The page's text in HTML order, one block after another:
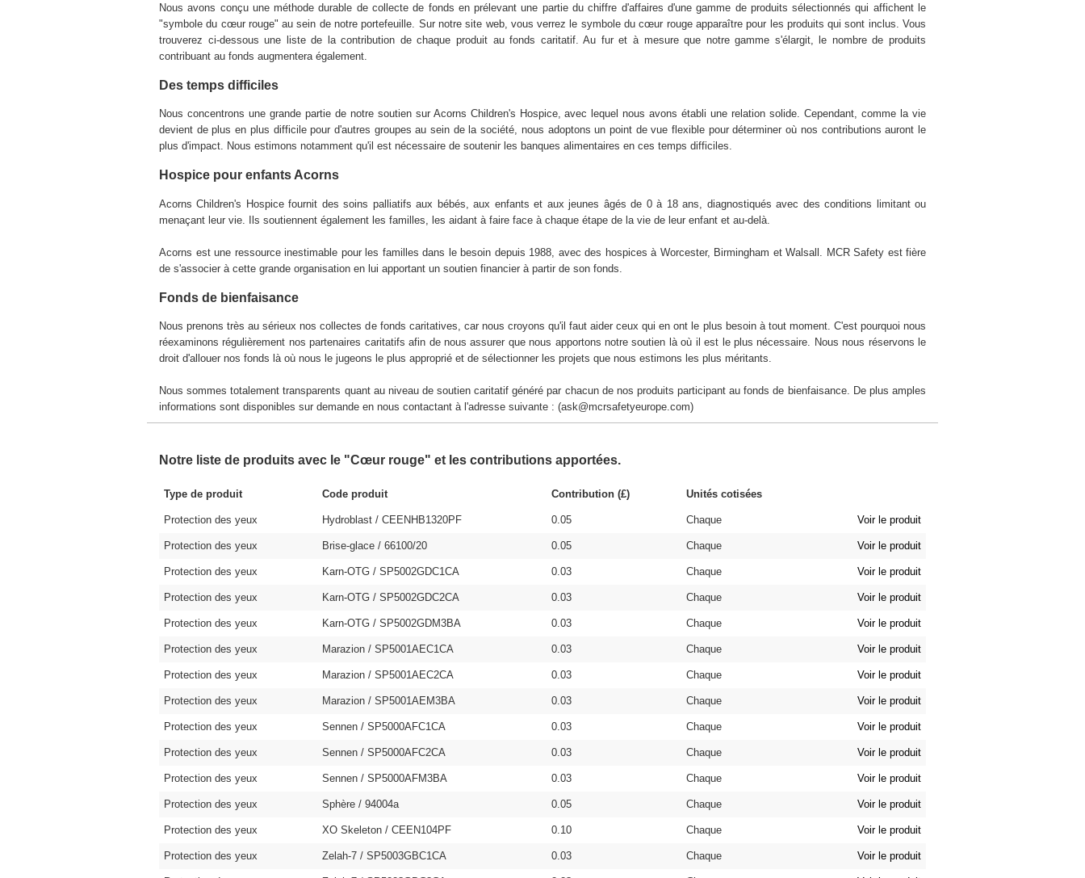
Nous avons conçu une méthode durable de collecte de fonds en prélevant une partie du chiffre d'affaires d'une gamme de produits sélectionnés qui affichent le
"symbole du cœur rouge" au sein de notre portefeuille. Sur notre site web, vous verrez le symbole du cœur rouge apparaître pour les produits qui sont inclus. Vous
trouverez ci-dessous une liste de la contribution de chaque produit au fonds caritatif. Au fur et à mesure que notre gamme s'élargit, le nombre de produits
contribuant au fonds augmentera également.
Des temps difficiles
Nous concentrons une grande partie de notre soutien sur Acorns Children's Hospice, avec lequel nous avons établi une relation solide. Cependant, comme la vie
devient de plus en plus difficile pour d'autres groupes au sein de la société, nous adoptons un point de vue flexible pour déterminer où nos contributions auront le
plus d'impact. Nous estimons notamment qu'il est nécessaire de soutenir les banques alimentaires en ces temps difficiles.
Hospice pour enfants Acorns
Acorns Children's Hospice fournit des soins palliatifs aux bébés, aux enfants et aux jeunes âgés de 0 à 18 ans, diagnostiqués avec des conditions limitant ou
menaçant leur vie. Ils soutiennent également les familles, les aidant à faire face à chaque étape de la vie de leur enfant et au-delà.
Acorns est une ressource inestimable pour les familles dans le besoin depuis 1988, avec des hospices à Worcester, Birmingham et Walsall. MCR Safety est fière
de s'associer à cette grande organisation en lui apportant un soutien financier à partir de son fonds.
Fonds de bienfaisance
Nous prenons très au sérieux nos collectes de fonds caritatives, car nous croyons qu'il faut aider ceux qui en ont le plus besoin à tout moment. C'est pourquoi nous
réexaminons régulièrement nos partenaires caritatifs afin de nous assurer que nous apportons notre soutien là où il est le plus nécessaire. Nous nous réservons le
droit d'allouer nos fonds là où nous le jugeons le plus approprié et de sélectionner les projets que nous estimons les plus méritants.
Nous sommes totalement transparents quant au niveau de soutien caritatif généré par chacun de nos produits participant au fonds de bienfaisance. De plus amples
informations sont disponibles sur demande en nous contactant à l'adresse suivante : (ask@mcrsafetyeurope.com)
Notre liste de produits avec le "Cœur rouge" et les contributions apportées.
Type de produit Code produit Contribution (£) Unités cotisées
Protection des yeux Hydroblast / CEENHB1320PF 0.05 Chaque Voir le produit
Protection des yeux Brise-glace / 66100/20 0.05 Chaque Voir le produit
Protection des yeux Karn-OTG / SP5002GDC1CA 0.03 Chaque Voir le produit
Protection des yeux Karn-OTG / SP5002GDC2CA 0.03 Chaque Voir le produit
Protection des yeux Karn-OTG / SP5002GDM3BA 0.03 Chaque Voir le produit
Protection des yeux Marazion / SP5001AEC1CA 0.03 Chaque Voir le produit
Protection des yeux Marazion / SP5001AEC2CA 0.03 Chaque Voir le produit
Protection des yeux Marazion / SP5001AEM3BA 0.03 Chaque Voir le produit
Protection des yeux Sennen / SP5000AFC1CA 0.03 Chaque Voir le produit
Protection des yeux Sennen / SP5000AFC2CA 0.03 Chaque Voir le produit
Protection des yeux Sennen / SP5000AFM3BA 0.03 Chaque Voir le produit
Protection des yeux Sphère / 94004a 0.05 Chaque Voir le produit
Protection des yeux XO Skeleton / CEEN104PF 0.10 Chaque Voir le produit
Protection des yeux Zelah-7 / SP5003GBC1CA 0.03 Chaque Voir le produit